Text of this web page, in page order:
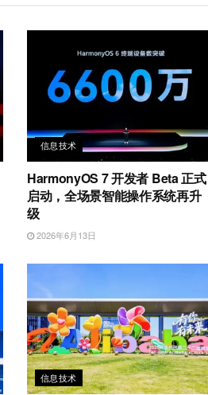
信息技术
HarmonyOS 7 开发者 Beta 正式
启动，全场景智能操作系统再升
级
2026年6月13日
信息技术